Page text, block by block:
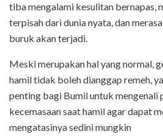
tiba mengalami kesulitan bernapas,
terpisah dari dunia nyata, dan
buruk akan terjadi.
Meski merupakan hal yang normal,
hamil tidak boleh dianggap remeh,
penting bagi Bumil untuk mengenali
kecemasaan saat hamil agar dapat
mengatasinya sedini mungkin